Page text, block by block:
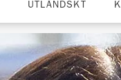
UTLÄNDSKT